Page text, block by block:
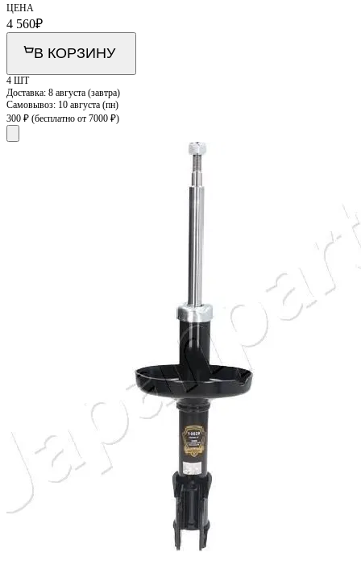
ЦЕНА
4 560₽
В КОРЗИНУ
4 ШТ
Доставка: 8 августа (завтра)
Самовывоз: 10 августа (пн)
300 ₽ (бесплатно от 7000 ₽)